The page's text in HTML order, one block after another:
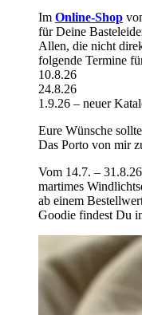
Im Online-Shop
für Deine
Allen, die nicht
folgende Termine
10.8.26
24.8.26
1.9.26 – neuer
Eure Wünsche
Das Porto von mir
Vom 14.7. –
martimes
ab einem
Goodie findest Du